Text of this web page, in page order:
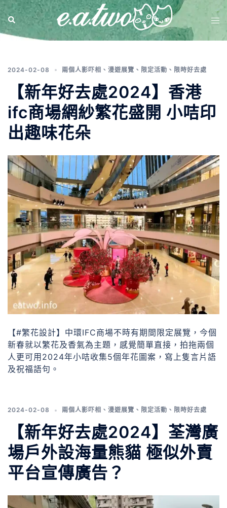
2024-02-08 兩個人影吓相 、 漫遊展覽 、 限定活動 、 限時好去處
【新年好去處2024】香港
ifc商場網紗繁花盛開 小咭印
出趣味花朵
【#繁花設計】中環IFC商場不時有期間限定展覽，今個
新春就以繁花及香氣為主題，感覺簡單直接，拍拖兩個
人更可用2024年小咭收集5個年花圖案，寫上隻言片語
及祝福語句。
2024-02-08 兩個人影吓相 、 漫遊展覽 、 限定活動 、 限時好去處
【新年好去處2024】荃灣廣
場戶外設海量熊貓 極似外賣
平台宣傳廣告？